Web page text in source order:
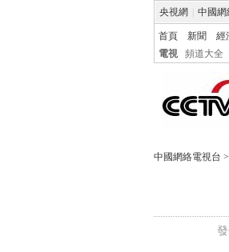
央視網 中國網
首頁 新聞 經
電視
頻道大全
中國網絡電視台 >